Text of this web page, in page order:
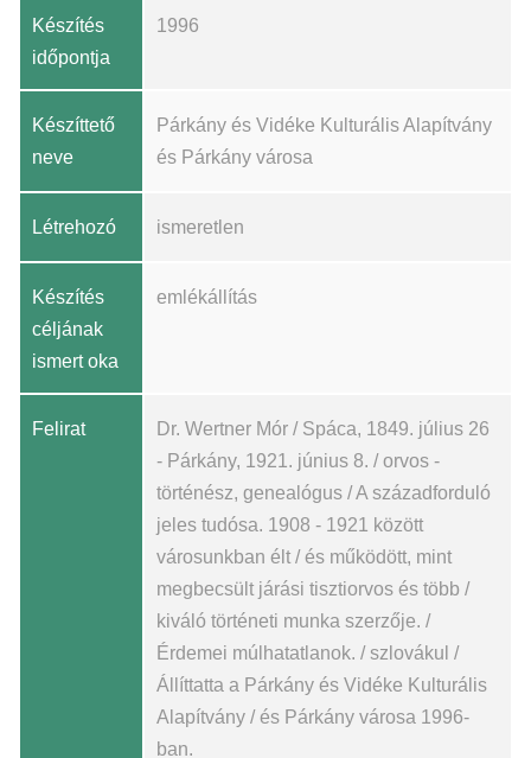
Készítés
időpontja
1996
Készíttető
neve
Párkány és Vidéke Kulturális Alapítvány
és Párkány városa
Létrehozó ismeretlen
Készítés
céljának
ismert oka
emlékállítás
Felirat
Dr. Wertner Mór / Spáca, 1849. július 26
- Párkány, 1921. június 8. / orvos -
történész, genealógus / A századforduló
jeles tudósa. 1908 - 1921 között
városunkban élt / és működött, mint
megbecsült járási tisztiorvos és több /
kiváló történeti munka szerzője. /
Érdemei múlhatatlanok. / szlovákul /
Állíttatta a Párkány és Vidéke Kulturális
Alapítvány / és Párkány városa 1996-
ban.